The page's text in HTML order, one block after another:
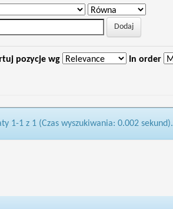
pozycje wg In order
1-1 z 1 (Czas wyszukiwania: 0.002 sekund).